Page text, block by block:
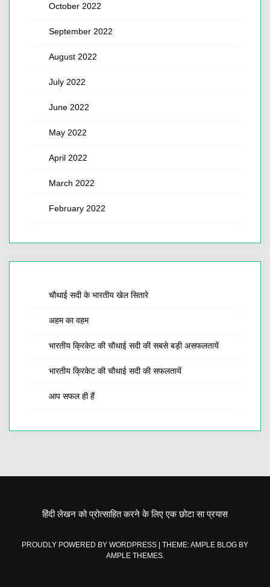
October 2022
September 2022
August 2022
July 2022
June 2022
May 2022
April 2022
March 2022
February 2022
चौथाई सदी के भारतीय खेल सितारे
अहम का वहम
भारतीय क्रिकेट की चौथाई सदी की सबसे बड़ी असफलतायें
भारतीय क्रिकेट की चौथाई सदी की सफलतायें
आप सफल ही हैं
हिंदी लेखन को प्रोत्साहित करने के लिए एक छोटा सा प्रयास
PROUDLY POWERED BY WORDPRESS
THEME: AMPLE BLOG BY
AMPLE THEMES.